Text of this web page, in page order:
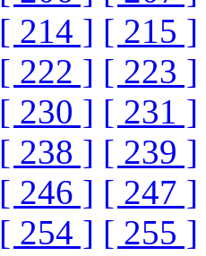
[ 214 ] [ 215 ]
[ 222 ] [ 223 ]
[ 230 ] [ 231 ]
[ 238 ] [ 239 ]
[ 246 ] [ 247 ]
[ 254 ] [ 255 ]